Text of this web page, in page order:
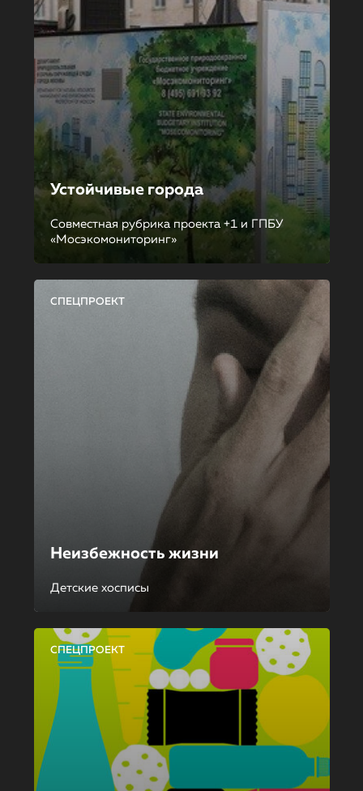
Устойчивые города
Совместная рубрика проекта +1 и ГПБУ
«Мосэкомониторинг»
СПЕЦПРОЕКТ
Неизбежность жизни
Детские хосписы
СПЕЦПРОЕКТ